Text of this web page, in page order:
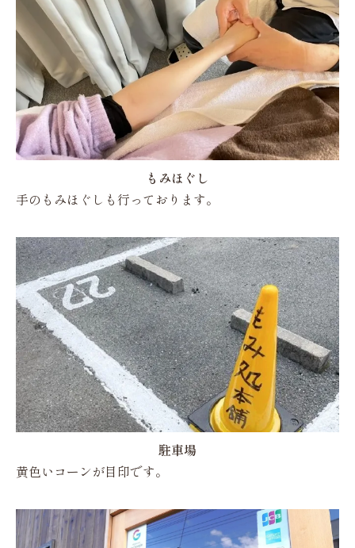
もみほぐし
手のもみほぐしも行っております。
駐車場
黄色いコーンが目印です。